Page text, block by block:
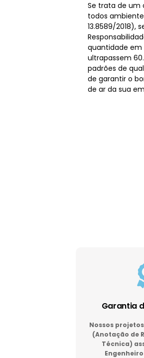
Se trata de um
todos
13.8589/2018),
quantidade em
ultrapassem
padrões de
de garantir o
de ar da sua
Garantia
Nossos
(Anotação de
Técnica)